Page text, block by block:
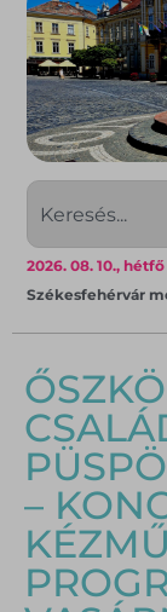
2026. 08. 10., hétfő
Székesfehérvár
–